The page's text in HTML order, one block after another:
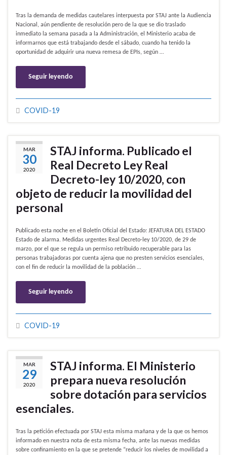
Tras la demanda de medidas cautelares interpuesta por STAJ ante la Audiencia
Nacional, aún pendiente de resolución pero de la que se dio traslado
inmediato la semana pasada a la Administración, el Ministerio acaba de
informarnos que está trabajando desde el sábado, cuando ha tenido la
oportunidad de adquirir una nueva remesa de EPIs, según …
Seguir leyendo
COVID-19
MAR
30
2020
STAJ informa. Publicado el
Real Decreto Ley Real
Decreto-ley 10/2020, con
objeto de reducir la movilidad del
personal
Publicado esta noche en el Boletín Oficial del Estado: JEFATURA DEL ESTADO
Estado de alarma. Medidas urgentes Real Decreto-ley 10/2020, de 29 de
marzo, por el que se regula un permiso retribuido recuperable para las
personas trabajadoras por cuenta ajena que no presten servicios esenciales,
con el fin de reducir la movilidad de la población …
Seguir leyendo
COVID-19
MAR
29
2020
STAJ informa. El Ministerio
prepara nueva resolución
sobre dotación para servicios
esenciales.
Tras la petición efectuada por STAJ esta misma mañana y de la que os hemos
informado en nuestra nota de esta misma fecha, ante las nuevas medidas
sobre confinamiento en la que se pretende “reducir los niveles de movilidad a